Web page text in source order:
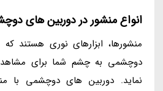
انواع منشور در دوربین های
منشورها، ابزارهای نوری هستند که
دوچشمی به چشم شما برای